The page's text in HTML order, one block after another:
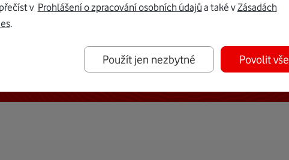
vám dáme Vodafone TV již
Kč měsíčně
v Prohlášení o zpracování osobních údajů a také vZásadách
.
Použít jen nezbytné Povolit vše